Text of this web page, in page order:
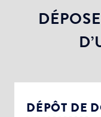
LA VILLE
DÉPÔT DE